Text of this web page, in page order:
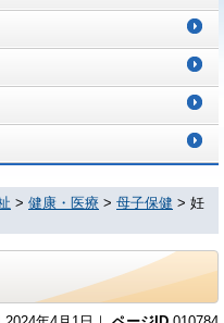
> 健康・医療 > 母子保健 > 妊